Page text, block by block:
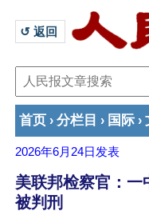
↺ 返回
首页 › 分栏目 › 国际 ›
2026年6月24日 发表
美联邦检察官：一
被判刑